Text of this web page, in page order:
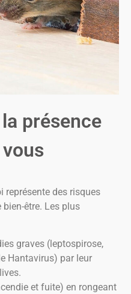
présence
représente des risques
être. Les plus
graves (leptospirose,
Hantavirus) par leur
et fuite) en rongeant